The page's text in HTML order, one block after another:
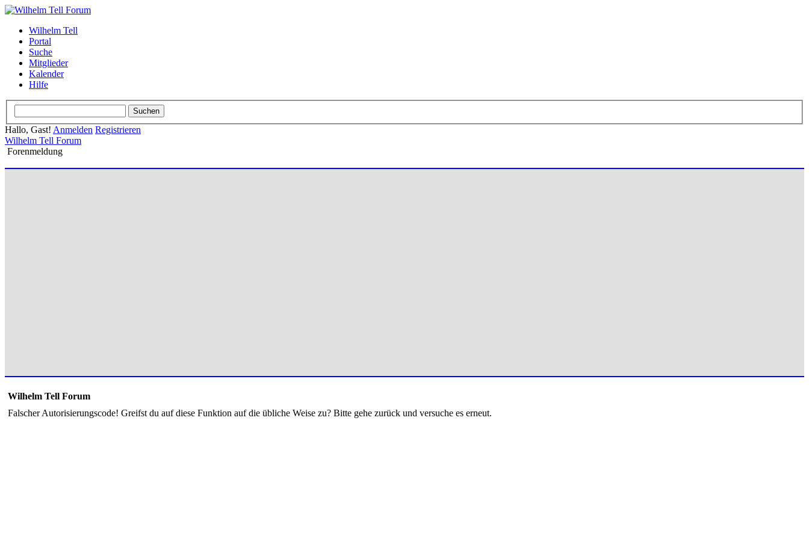
Wilhelm Tell
Portal
Suche
Mitglieder
Kalender
Hilfe
Hallo, Gast! Anmelden Registrieren
Wilhelm Tell Forum
Forenmeldung
Wilhelm Tell Forum
Falscher Autorisierungscode! Greifst du auf diese Funktion auf die übliche Weise zu? Bitte gehe zurück und versuche es erneut.